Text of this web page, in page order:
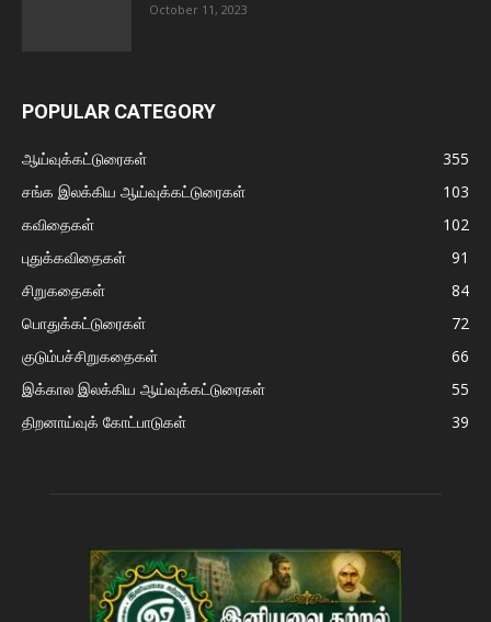
October 11, 2023
POPULAR CATEGORY
ஆய்வுக்கட்டுரைகள்
355
சங்க இலக்கிய ஆய்வுக்கட்டுரைகள்
103
கவிதைகள்
102
புதுக்கவிதைகள்
91
சிறுகதைகள்
84
பொதுக்கட்டுரைகள்
72
குடும்பச்சிறுகதைகள்
66
இக்கால இலக்கிய ஆய்வுக்கட்டுரைகள்
55
திறனாய்வுக் கோட்பாடுகள்
39